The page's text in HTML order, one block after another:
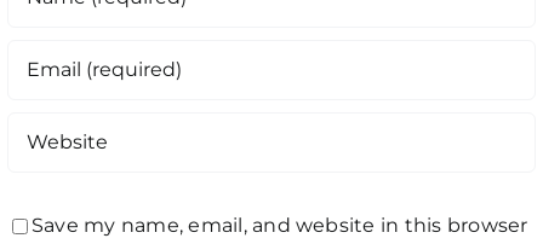
Save my name, email, and website in this browser